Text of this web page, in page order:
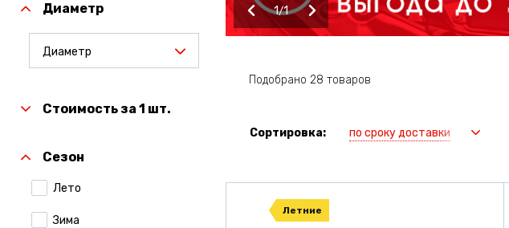
Диаметр
Диаметр
Стоимость за 1 шт.
Сезон
Лето
Зима
1 1
Подобрано 28 товаров
Сортировка: по сроку доставки
Летние